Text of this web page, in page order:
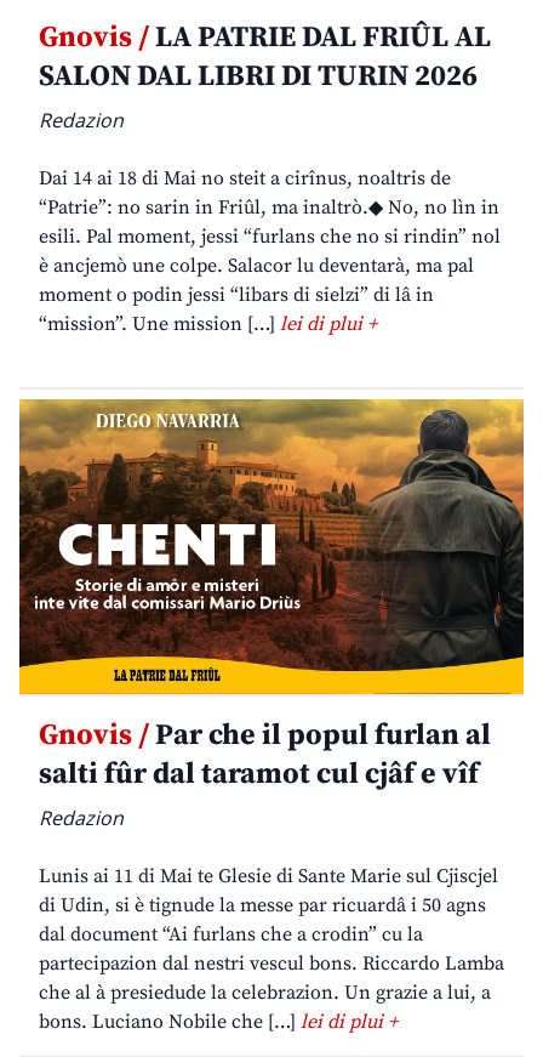
Gnovis /LA PATRIE DAL FRIÛL AL
SALON DAL LIBRI DI TURIN 2026
Redazion
Dai 14 ai 18 di Mai no steit a cirînus, noaltris de
“Patrie”: no sarin in Friûl, ma inaltrò.◆ No, no lìn in
esili. Pal moment, jessi “furlans che no si rindin” nol
è ancjemò une colpe. Salacor lu deventarà, ma pal
moment o podin jessi “libars di sielzi” di lâ in
“mission”. Une mission […] lei di plui +
Gnovis /Par che il popul furlan al
salti fûr dal taramot cul cjâf e vîf
Redazion
Lunis ai 11 di Mai te Glesie di Sante Marie sul Cjiscjel
di Udin, si è tignude la messe par ricuardâ i 50 agns
dal document “Ai furlans che a crodin” cu la
partecipazion dal nestri vescul bons. Riccardo Lamba
che al à presiedude la celebrazion. Un grazie a lui, a
bons. Luciano Nobile che […] lei di plui +